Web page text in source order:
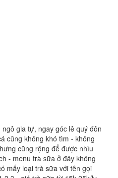
gia tự, ngay góc lê quý đôn
cũng không khó tìm - không
cũng rộng để được nhìu
- menu trà sữa ở đây không
mấy loại trà sữa với tên gọi